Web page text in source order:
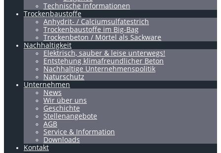
Technische Informationen
Trockenbaustoffe
Anhydrit- / Calciumsulfatestrich
Trockenbaustoffe im Big-Bag
Trockenbeton / Mörtel als Sackware
Nachhaltigkeit
Elektrisch, sauber & leise unterwegs!
Entstehung klimafreundlicher Beton
Nachhaltige Unternehmenspolitik
Naturschutz
Unternehmen
News
Wir über uns
Geschichte
Stellenangebote
AGB
Service & Information
Downloads
Kontakt